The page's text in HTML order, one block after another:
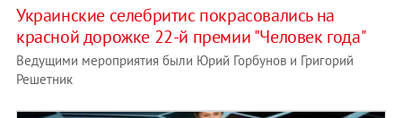
Украинские селебритис покрасовались на
красной дорожке 22-й премии "Человек года"
Ведущими мероприятия были Юрий Горбунов и Григорий
Решетник